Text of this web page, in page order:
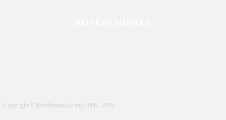
Copyright © Mobilissimo Group 2006 - 2026